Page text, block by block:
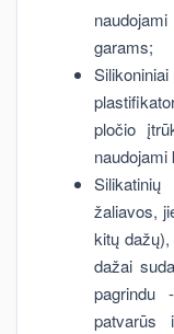
garams;
pločio
naudojami
žaliavos,
kitų
dažai
pagrindu
patvarūs